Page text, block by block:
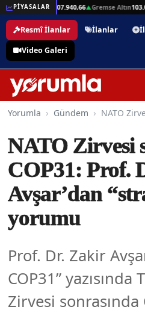
PİYASALAR
▲Beşli Altın207.940,66▲Gremse Altın
Resmî İlanlar İlanlar
Video Galeri
Yorumla Gündem
NATO Zirvesi
COP31: Prof.
Avşar’dan
yorumu
Prof. Dr. Zakir
COP31” yazısında
Zirvesi sonrasında